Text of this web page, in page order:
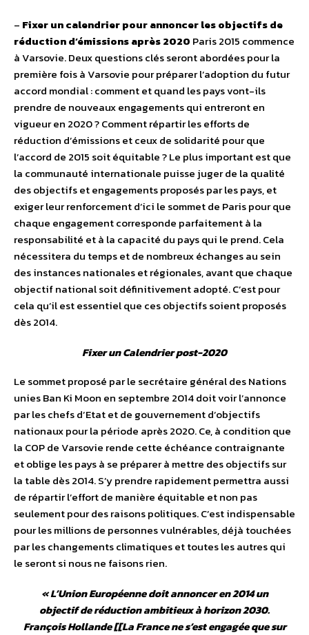
– Fixer un calendrier pour annoncer les objectifs de
réduction d’émissions après 2020 Paris 2015 commence
à Varsovie. Deux questions clés seront abordées pour la
première fois à Varsovie pour préparer l’adoption du futur
accord mondial : comment et quand les pays vont-ils
prendre de nouveaux engagements qui entreront en
vigueur en 2020 ? Comment répartir les efforts de
réduction d’émissions et ceux de solidarité pour que
l’accord de 2015 soit équitable ? Le plus important est que
la communauté internationale puisse juger de la qualité
des objectifs et engagements proposés par les pays, et
exiger leur renforcement d’ici le sommet de Paris pour que
chaque engagement corresponde parfaitement à la
responsabilité et à la capacité du pays qui le prend. Cela
nécessitera du temps et de nombreux échanges au sein
des instances nationales et régionales, avant que chaque
objectif national soit définitivement adopté. C’est pour
cela qu’il est essentiel que ces objectifs soient proposés
dès 2014.
Fixer un Calendrier post-2020
Le sommet proposé par le secrétaire général des Nations
unies Ban Ki Moon en septembre 2014 doit voir l’annonce
par les chefs d’Etat et de gouvernement d’objectifs
nationaux pour la période après 2020. Ce, à condition que
la COP de Varsovie rende cette échéance contraignante
et oblige les pays à se préparer à mettre des objectifs sur
la table dès 2014. S’y prendre rapidement permettra aussi
de répartir l’effort de manière équitable et non pas
seulement pour des raisons politiques. C’est indispensable
pour les millions de personnes vulnérables, déjà touchées
par les changements climatiques et toutes les autres qui
le seront si nous ne faisons rien.
«L’Union Européenne doit annoncer en 2014 un
objectif de réduction ambitieux à horizon 2030.
François Hollande [[La France ne s’est engagée que sur